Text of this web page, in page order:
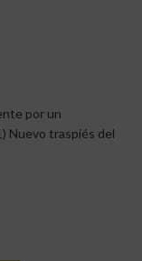
por un
Nuevo traspiés del